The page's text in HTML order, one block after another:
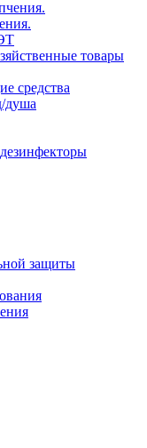
товары
средства
душа
защиты